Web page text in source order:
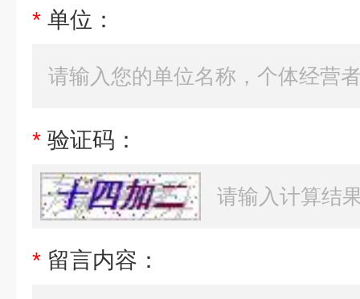
* 单位：
* 验证码：
* 留言内容：